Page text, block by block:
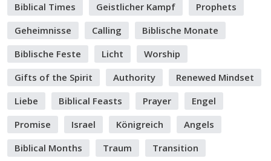
Biblical Times
Geistlicher Kampf
Prophets
Geheimnisse
Calling
Biblische Monate
Biblische Feste
Licht
Worship
Gifts of the Spirit
Authority
Renewed Mindset
Liebe
Biblical Feasts Prayer
Engel
Promise
Israel Königreich
Angels
Biblical Months
Traum
Transition